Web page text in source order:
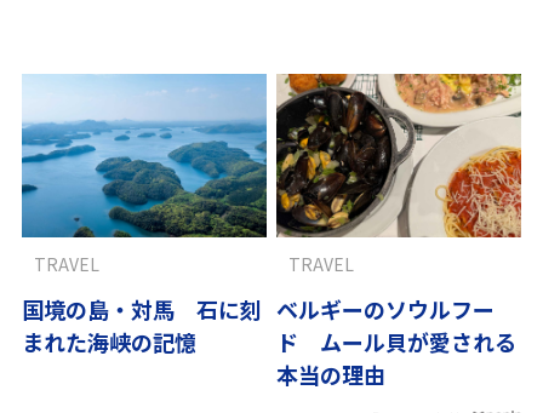
国境の島・対馬 石に刻
まれた海峡の記憶
TRAVEL
ベルギーのソウルフー
ド ムール貝が愛される
本当の理由
TRAVEL